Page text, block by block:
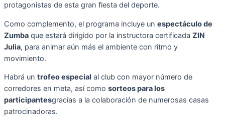
protagonistas de esta gran fiesta del deporte.
Como complemento, el programa incluye un espectáculo de
Zumba que estará dirigido por la instructora certificada ZIN
Julia, para animar aún más el ambiente con ritmo y
movimiento.
Habrá un trofeo especial al club con mayor número de
corredores en meta, así como sorteos para los
participantesgracias a la colaboración de numerosas casas
patrocinadoras.